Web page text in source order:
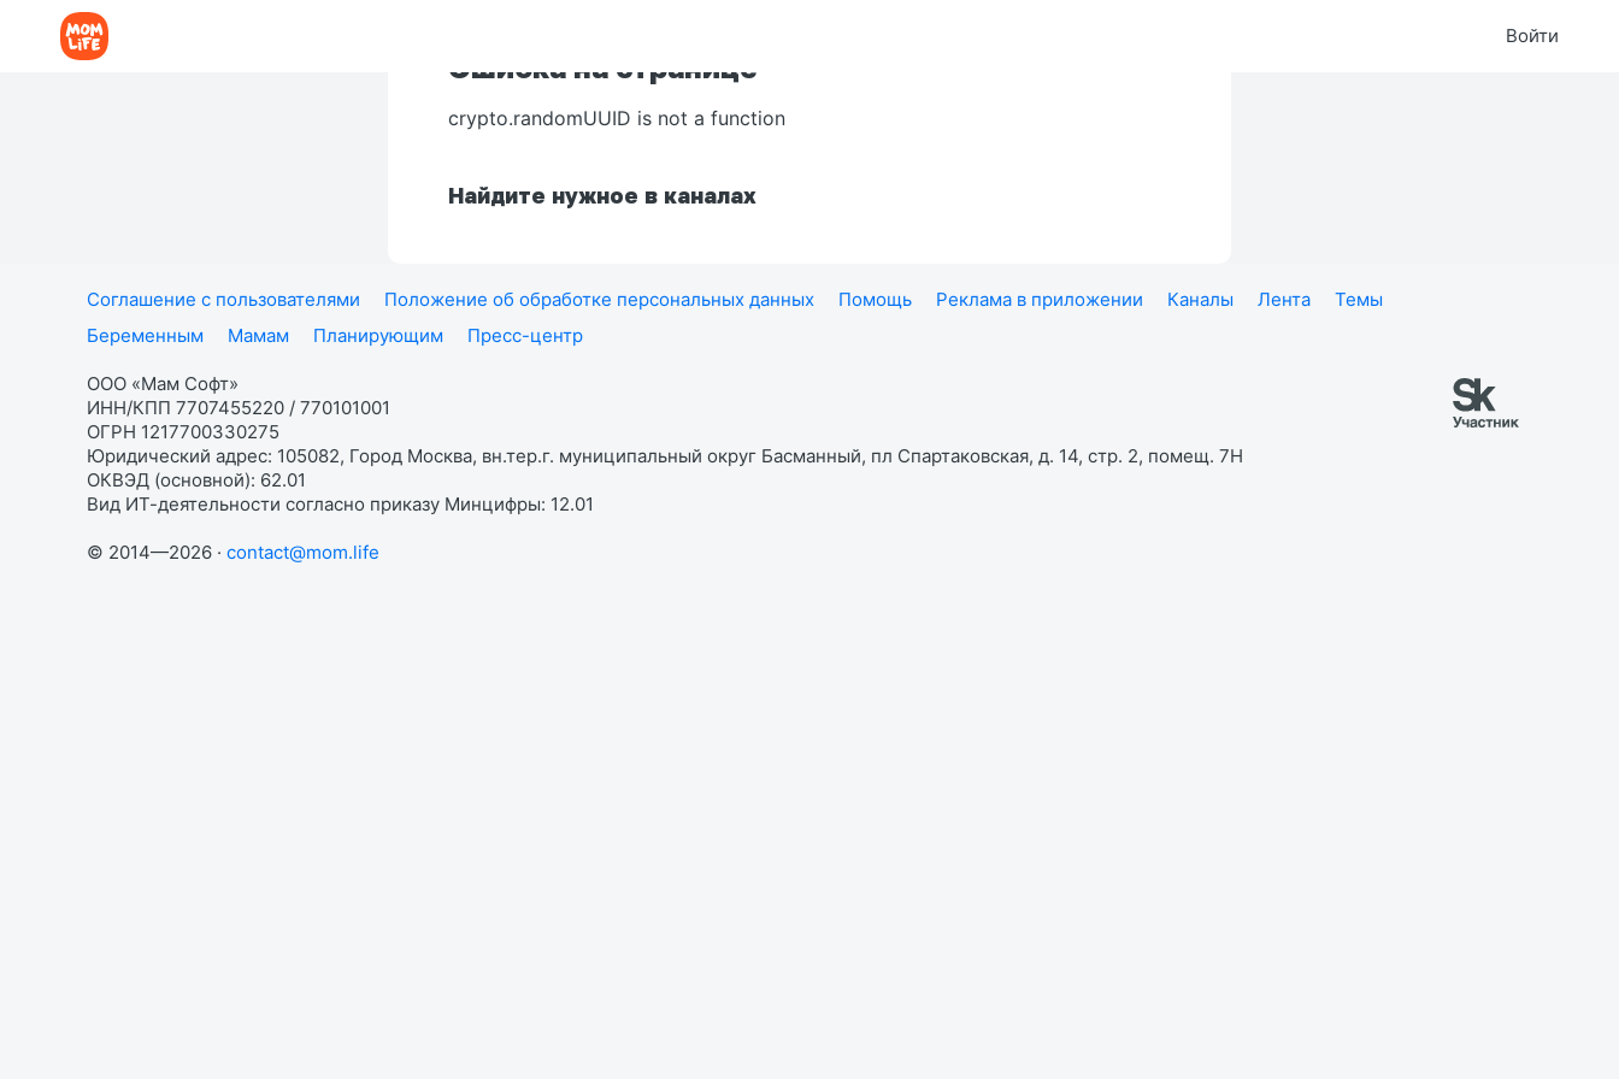
Войти
Ошибка на странице
crypto.randomUUID is not a function
Найдите нужное в каналах
Соглашение с пользователями Положение об обработке персональных данных Помощь Реклама в приложении Каналы Лента
Темы
Беременным
Мамам Планирующим Пресс-центр
ООО «Мам Софт»
ИНН/КПП 7707455220 / 770101001
ОГРН 1217700330275
Юридический адрес: 105082, Город Москва, вн.тер.г. муниципальный округ Басманный, пл Спартаковская, д. 14, стр. 2, помещ. 7Н
ОКВЭД (основной): 62.01
Вид ИТ-деятельности согласно приказу Минцифры: 12.01
© 2014—2026 · contact@mom.life